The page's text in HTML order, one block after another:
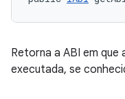
Retorna a ABI em
executada, se